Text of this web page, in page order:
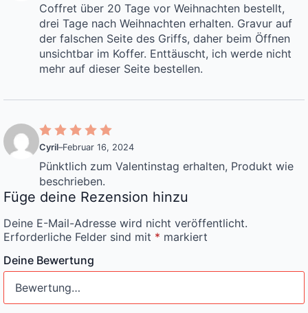
Coffret über 20 Tage vor Weihnachten bestellt,
drei Tage nach Weihnachten erhalten. Gravur auf
der falschen Seite des Griffs, daher beim Öffnen
unsichtbar im Koffer. Enttäuscht, ich werde nicht
mehr auf dieser Seite bestellen.
Cyril–Februar 16, 2024
Pünktlich zum Valentinstag erhalten, Produkt wie
beschrieben.
Füge deine Rezension hinzu
Deine E-Mail-Adresse wird nicht veröffentlicht.
Erforderliche Felder sind mit * markiert
Deine Bewertung